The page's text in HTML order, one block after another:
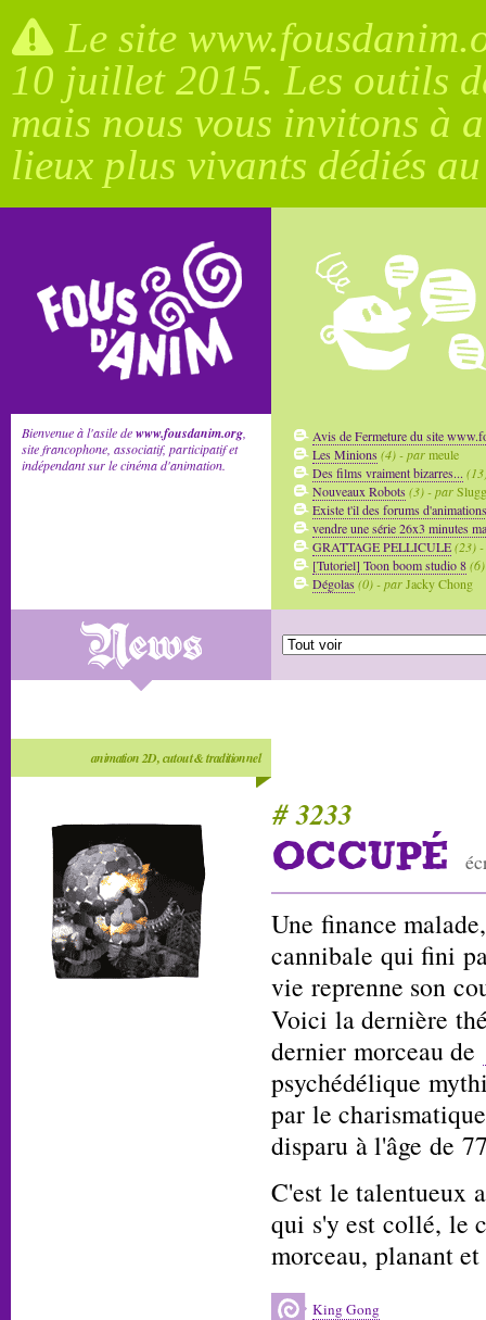
Le site
10 juillet 2015. Les outils
mais nous vous invitons à
lieux plus vivants dédiés
Bienvenue à l'asile dewww.fousdanim.org
site francophone, associatif, participatif et
indépendant sur le cinéma d'animation.
Avis de Fermeture du site
Les Minions(4) - parmeule
Des films vraiment bizarres...
Nouveaux Robots(3) - par
Existe t'il des forums d'animations
vendre une série 26x3 minutes
GRATTAGE PELLICULE(23)
[Tutoriel] Toon boom studio 8
Dégolas(0) - parJacky Chong
animation 2D, cutout & traditionnel
# 3233
OCCUPÉ
Une finance
cannibale qui fini
vie reprenne son
Voici la dernière
dernier morceau de
psychédélique
par le
disparu à l'âge de
C'est le talentueux
qui s'y est collé, le
morceau, planant
King Gong